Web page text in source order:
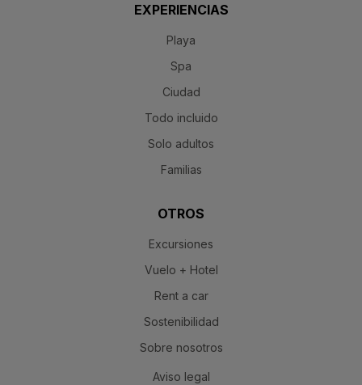
EXPERIENCIAS
Playa
Spa
Ciudad
Todo incluido
Solo adultos
Familias
OTROS
Excursiones
Vuelo + Hotel
Rent a car
Sostenibilidad
Sobre nosotros
Aviso legal